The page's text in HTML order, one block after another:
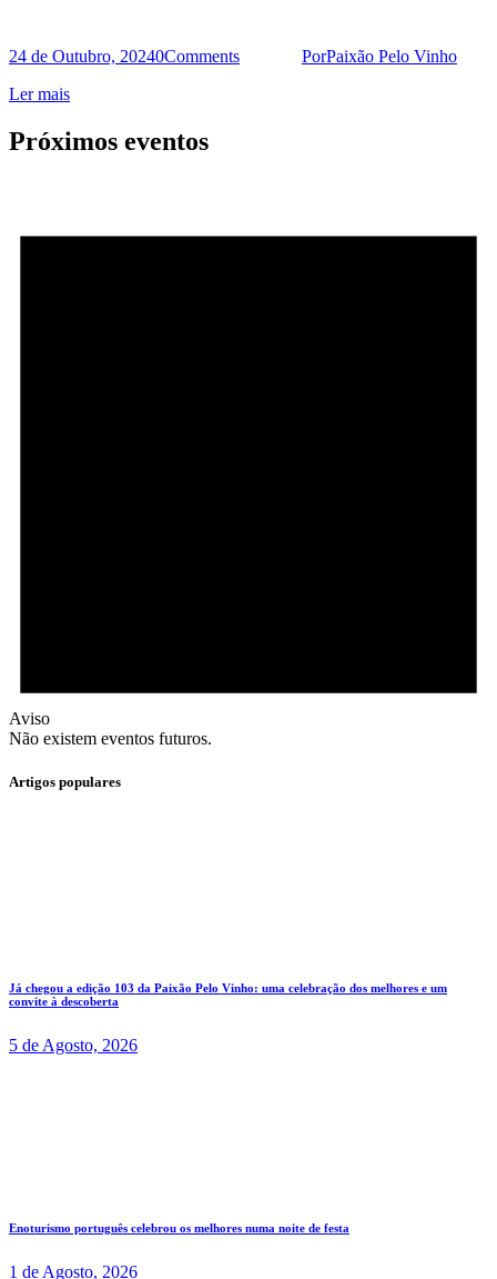
24 de Outubro, 20240Comments PorPaixão Pelo Vinho
Ler mais
Próximos eventos
Aviso
Não existem eventos futuros.
Artigos populares
Já chegou a edição 103 da Paixão Pelo Vinho: uma celebração dos melhores e um
convite à descoberta
5 de Agosto, 2026
Enoturismo português celebrou os melhores numa noite de festa
1 de Agosto, 2026